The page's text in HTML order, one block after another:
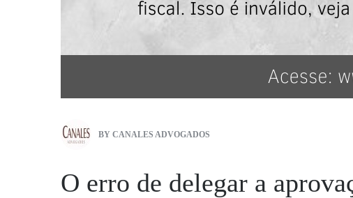
BY CANALES ADVOGADOS
O erro de delegar a